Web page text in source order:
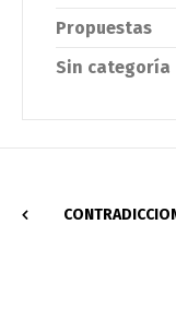
Propuestas
Sin categoría